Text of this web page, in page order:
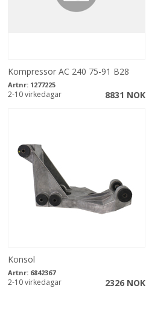
Kompressor AC 240 75-91 B28
Artnr: 1277225
8831 NOK
2-10 virkedagar
Konsol
Artnr: 6842367
2326 NOK
2-10 virkedagar